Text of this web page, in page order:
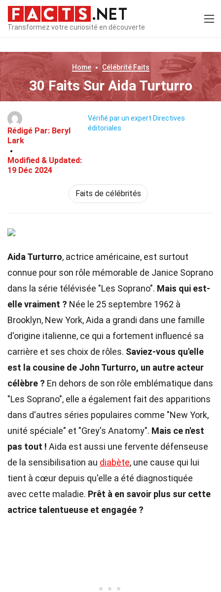
Transformez votre curiosité en découverte
Home CélébritéFaits
30 Faits Sur Aida Turturro
Rédigé Par: Beryl
Lark
Modified & Updated:
19 Déc 2024
Vérifié par un expert Directives
éditoriales
Faits de célébrités
Aida Turturro, actrice américaine, est surtout
connue pour son rôle mémorable de Janice Soprano
dans la série télévisée "Les Soprano". Mais qui est-
elle vraiment ? Née le 25 septembre 1962 à
Brooklyn, New York, Aida a grandi dans une famille
d'origine italienne, ce qui a fortement influencé sa
carrière et ses choix de rôles. Saviez-vous qu'elle
est la cousine de John Turturro, un autre acteur
célèbre ? En dehors de son rôle emblématique dans
"Les Soprano", elle a également fait des apparitions
dans d'autres séries populaires comme "New York,
unité spéciale" et "Grey's Anatomy". Mais ce n'est
pas tout ! Aida est aussi une fervente défenseuse
de la sensibilisation au diabète, une cause qui lui
tient à cœur depuis qu'elle a été diagnostiquée
avec cette maladie. Prêt à en savoir plus sur cette
actrice talentueuse et engagée ?